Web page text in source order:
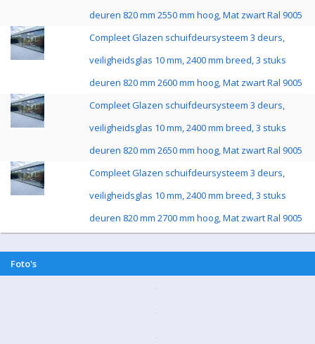
deuren 820 mm 2550 mm hoog, Mat zwart Ral 9005
Compleet Glazen schuifdeursysteem 3 deurs,
veiligheidsglas 10 mm, 2400 mm breed, 3 stuks
deuren 820 mm 2600 mm hoog, Mat zwart Ral 9005
Compleet Glazen schuifdeursysteem 3 deurs,
veiligheidsglas 10 mm, 2400 mm breed, 3 stuks
deuren 820 mm 2650 mm hoog, Mat zwart Ral 9005
Compleet Glazen schuifdeursysteem 3 deurs,
veiligheidsglas 10 mm, 2400 mm breed, 3 stuks
deuren 820 mm 2700 mm hoog, Mat zwart Ral 9005
Foto's